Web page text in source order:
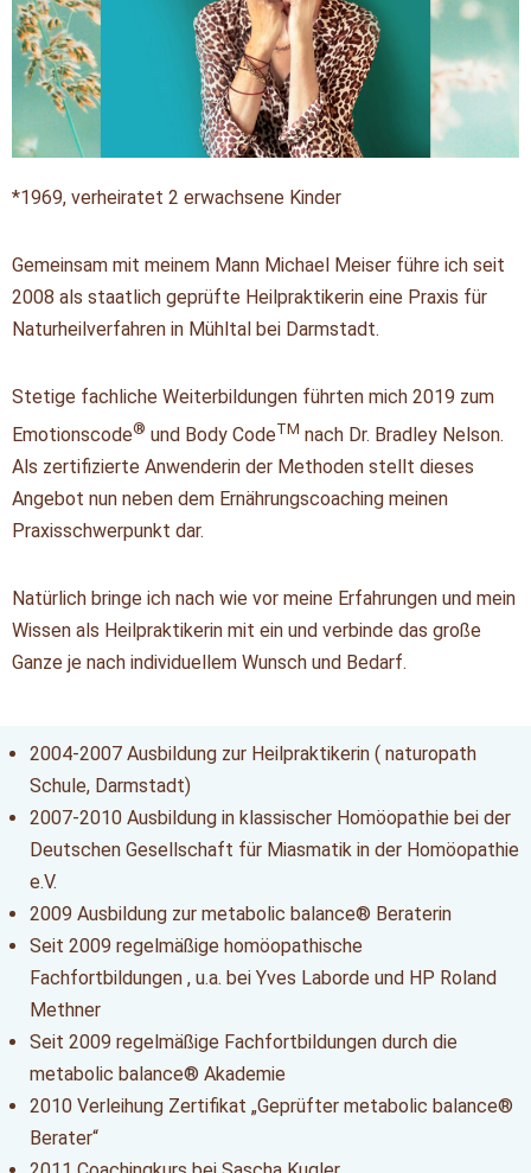
*1969, verheiratet 2 erwachsene Kinder
Gemeinsam mit meinem Mann Michael Meiser führe ich seit
2008 als staatlich geprüfte Heilpraktikerin eine Praxis für
Naturheilverfahren in Mühltal bei Darmstadt.
Stetige fachliche Weiterbildungen führten mich 2019 zum
Emotionscode® und Body CodeTM nach Dr. Bradley Nelson.
Als zertifizierte Anwenderin der Methoden stellt dieses
Angebot nun neben dem Ernährungscoaching meinen
Praxisschwerpunkt dar.
Natürlich bringe ich nach wie vor meine Erfahrungen und mein
Wissen als Heilpraktikerin mit ein und verbinde das große
Ganze je nach individuellem Wunsch und Bedarf.
2004-2007 Ausbildung zur Heilpraktikerin ( naturopath
Schule, Darmstadt)
2007-2010 Ausbildung in klassischer Homöopathie bei der
Deutschen Gesellschaft für Miasmatik in der Homöopathie
e.V.
2009 Ausbildung zur metabolic balance® Beraterin
Seit 2009 regelmäßige homöopathische
Fachfortbildungen , u.a. bei Yves Laborde und HP Roland
Methner
Seit 2009 regelmäßige Fachfortbildungen durch die
metabolic balance® Akademie
2010 Verleihung Zertifikat „Geprüfter metabolic balance®
Berater“